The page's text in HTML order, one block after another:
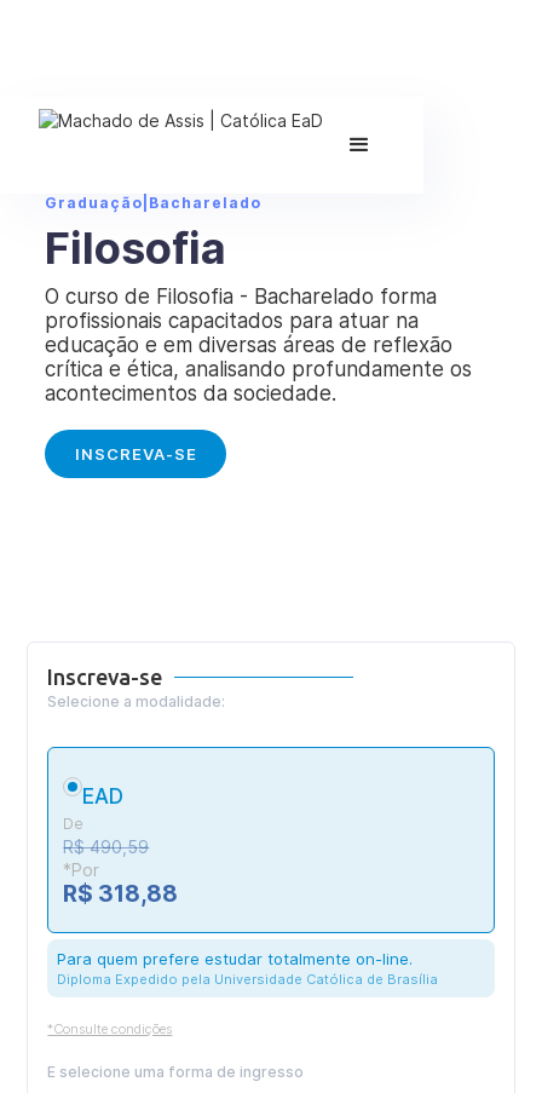
Graduação Bacharelado
Filosofia
O curso de Filosofia - Bacharelado forma
profissionais capacitados para atuar na
educação e em diversas áreas de reflexão
crítica e ética, analisando profundamente os
acontecimentos da sociedade.
INSCREVA-SE
Inscreva-se
Selecione a modalidade:
EAD
De
R$ 490,59
*Por
R$ 318,88
Para quem prefere estudar totalmente on-line.
Diploma Expedido pela Universidade Católica de Brasília
*Consulte condições
E selecione uma forma de ingresso